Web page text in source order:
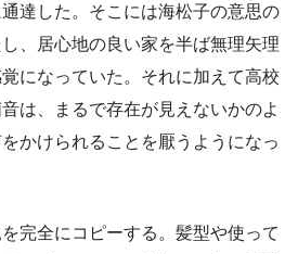
達した。そこには海松子の意思の
、居心地の良い家を半ば無理矢理
になっていた。それに加えて高校
は、まるで存在が見えないかのよ
かけられることを厭うようになっ
完全にコピーする。髪型や使って